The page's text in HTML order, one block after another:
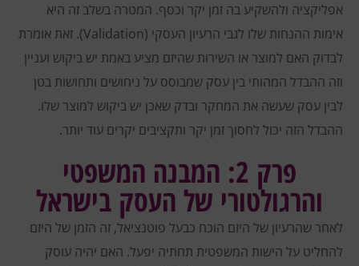
אפליקציה ולהשקיע בה זמן יקר וכסף. המטרה בשלב זה היא
אימות ההנחות שלו לגבי הרעיון העסקי (Validation). זאת אומרת
לבדוק האם למוצר או השירות שהיזם מציע באמת יש ביקוש ועניין
וזה ההבדל המהותי בין עסק שמבוסס על ניחושים ותחושות בטן
לבין עסק שעשה את המחקר ובדק שאכן יש ביקוש למוצר שלו.
ההבדל הזה יכול לחסוך זמן יקר ותקציבים יקרים עוד יותר.
פרק 2: המבנה המשפטי
והרגולטורי של העסק בישראל
לאחר שהרעיון של היזם הוכח כבעל פוטנציאל, זה הזמן של היזם
להחליט על הישות המשפטית תחתיה יפעל. האם יהיה עוסק